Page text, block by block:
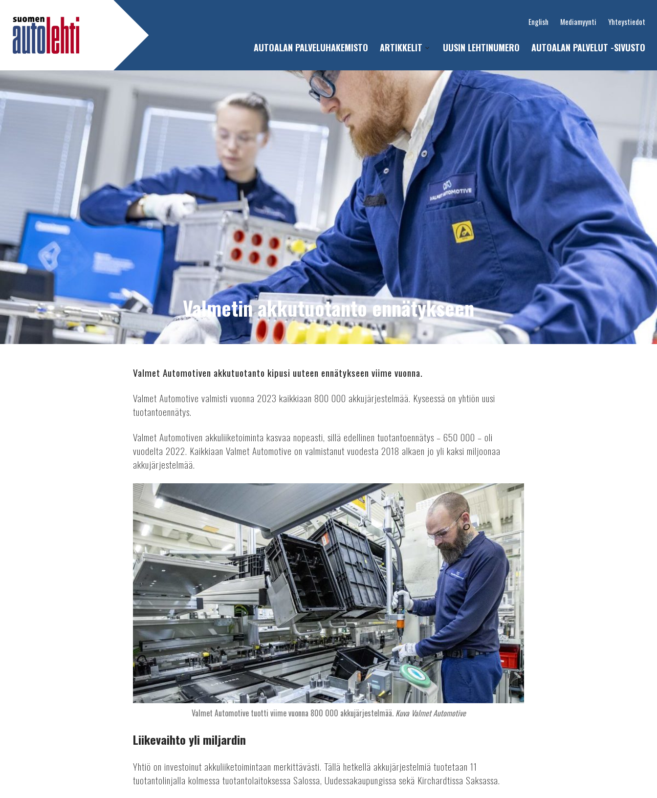
English Mediamyynti Yhteystiedot
AUTOALAN PALVELUHAKEMISTO ARTIKKELIT
sub-
menu
UUSIN LEHTINUMERO AUTOALAN PALVELUT -SIVUSTO
Valmetin akkutuotanto ennätykseen
Valmet Automotiven akkutuotanto kipusi uuteen ennätykseen viime vuonna.
Valmet Automotive valmisti vuonna 2023 kaikkiaan 800 000 akkujärjestelmää. Kyseessä on yhtiön uusi
tuotantoennätys.
Valmet Automotiven akkuliiketoiminta kasvaa nopeasti, sillä edellinen tuotantoennätys – 650 000 – oli
vuodelta 2022. Kaikkiaan Valmet Automotive on valmistanut vuodesta 2018 alkaen jo yli kaksi miljoonaa
akkujärjestelmää.
Valmet Automotive tuotti viime vuonna 800 000 akkujärjestelmää.Kuva Valmet Automotive
Liikevaihto yli miljardin
Yhtiö on investoinut akkuliiketoimintaan merkittävästi. Tällä hetkellä akkujärjestelmiä tuotetaan 11
tuotantolinjalla kolmessa tuotantolaitoksessa Salossa, Uudessakaupungissa sekä Kirchardtissa Saksassa.